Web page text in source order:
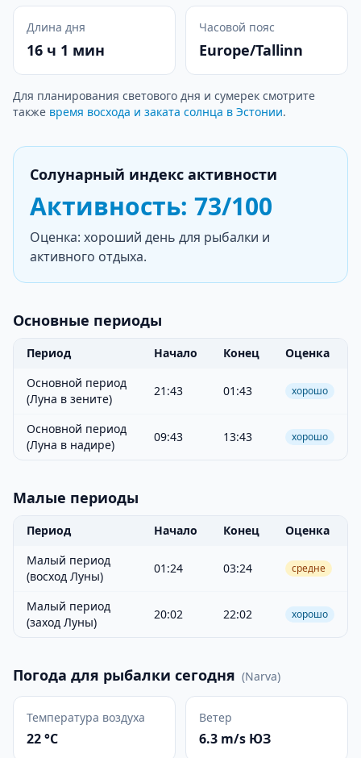
Длина дня
16 ч 1 мин
Часовой пояс
Europe/Tallinn
Для планирования светового дня и сумерек смотрите
также время восхода и заката солнца в Эстонии.
Солунарный индекс активности
Активность: 73/100
Оценка: хороший день для рыбалки и
активного отдыха.
Основные периоды
Период Начало Конец
Оценка
Основной период
(Луна в зените)
21:43 01:43 хорошо
Основной период
(Луна в надире)
09:43 13:43 хорошо
Малые периоды
Период Начало Конец
Оценка
Малый период
(восход Луны)
01:24 03:24 средне
Малый период
(заход Луны)
20:02 22:02 хорошо
Погода для рыбалки сегодня (Narva)
Температура воздуха
22 °C
Ветер
6.3 m/s ЮЗ